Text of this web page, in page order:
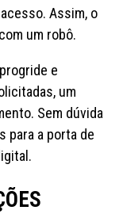
Assim, o
um robô.
e
um
Sem dúvida
para a porta de